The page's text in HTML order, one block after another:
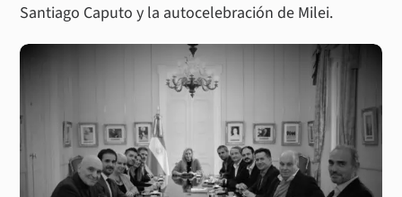
Santiago Caputo y la autocelebración de Milei.